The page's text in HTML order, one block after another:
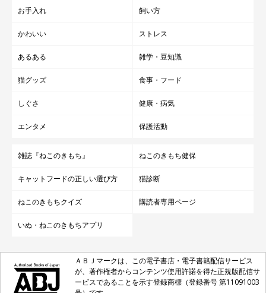
お手入れ 飼い方
かわいい ストレス
あるある 雑学・豆知識
猫グッズ 食事・フード
しぐさ 健康・病気
エンタメ 保護活動
雑誌『ねこのきもち』 ねこのきもち健保
キャットフードの正しい選び方 猫診断
ねこのきもちクイズ 購読者専用ページ
いぬ・ねこのきもちアプリ
ＡＢＪマークは、この電子書店・電子書籍配信サービス
が、著作権者からコンテンツ使用許諾を得た正規版配信サ
ービスであることを示す登録商標（登録番号 第11091003